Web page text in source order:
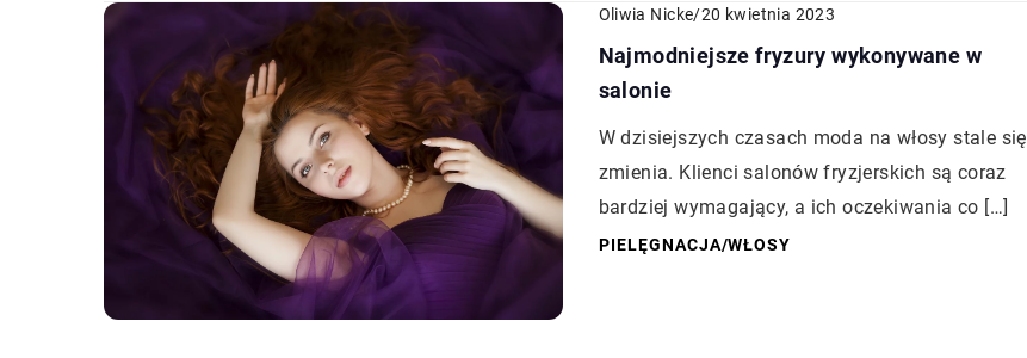
Oliwia Nicke/20 kwietnia 2023
Najmodniejsze fryzury wykonywane w
salonie
W dzisiejszych czasach moda na włosy stale się
zmienia. Klienci salonów fryzjerskich są coraz
bardziej wymagający, a ich oczekiwania co […]
PIELĘGNACJA/WŁOSY